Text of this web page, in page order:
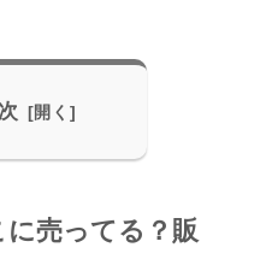
売ってる？販